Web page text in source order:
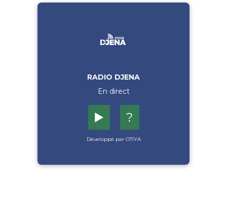
RADIO DJENA
En direct
▶️ ?
Développé par OTIYA